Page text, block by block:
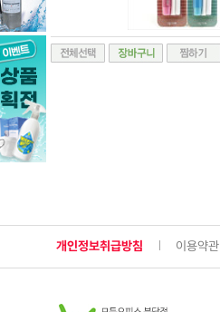
개인정보취급방침 이용약관